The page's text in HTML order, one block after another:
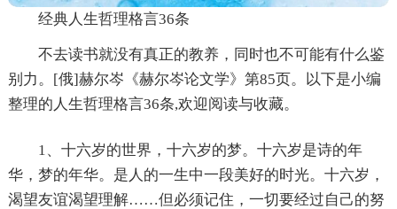
经典人生哲理格言36条
不去读书就没有真正的教养，同时也不可能有什么鉴
别力。[俄]赫尔岑《赫尔岑论文学》第85页。以下是小编
整理的人生哲理格言36条,欢迎阅读与收藏。
1、十六岁的世界，十六岁的梦。十六岁是诗的年
华，梦的年华。是人的一生中一段美好的时光。十六岁，
渴望友谊渴望理解……但必须记住，一切要经过自己的努